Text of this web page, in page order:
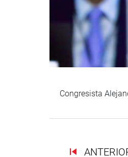
Congresista